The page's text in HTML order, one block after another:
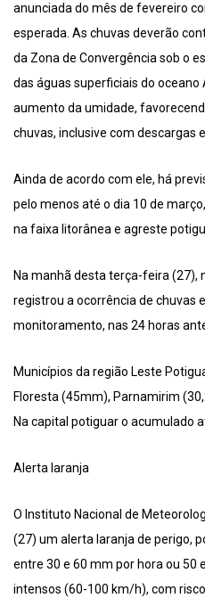
anunciada do mês de fevereiro
esperada. As chuvas deverão
da Zona de Convergência sob o
das águas superficiais do
aumento da umidade,
chuvas, inclusive com descargas
Ainda de acordo com ele, há
pelo menos até o dia 10 de
na faixa litorânea e agreste
Na manhã desta terça-feira (27),
registrou a ocorrência de chuvas
monitoramento, nas 24 horas
Municípios da região Leste
Floresta (45mm), Parnamirim
Na capital potiguar o acumulado
Alerta laranja
O Instituto Nacional de
(27) um alerta laranja de perigo,
entre 30 e 60 mm por hora ou 50
intensos (60-100 km/h), com